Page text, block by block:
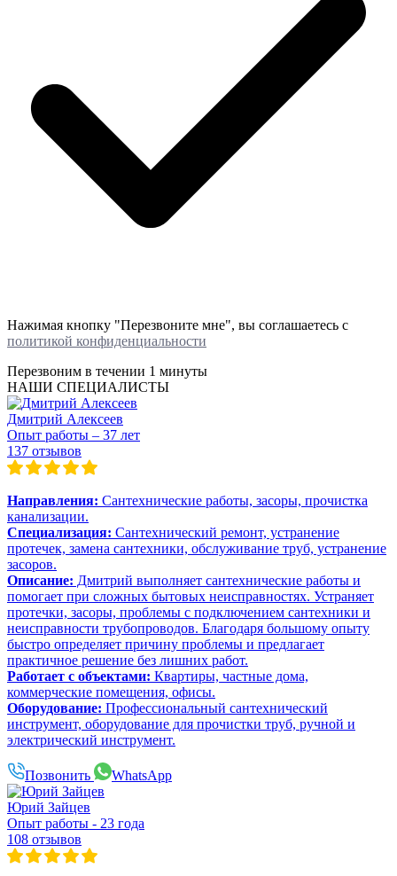
Нажимая кнопку "Перезвоните мне", вы соглашаетесь с
политикой конфиденциальности
Перезвоним в течении 1 минуты
НАШИ СПЕЦИАЛИСТЫ
Дмитрий Алексеев
Опыт работы – 37 лет
137 отзывов
Направления: Сантехнические работы, засоры, прочистка
канализации.
Специализация: Сантехнический ремонт, устранение
протечек, замена сантехники, обслуживание труб, устранение
засоров.
Описание: Дмитрий выполняет сантехнические работы и
помогает при сложных бытовых неисправностях. Устраняет
протечки, засоры, проблемы с подключением сантехники и
неисправности трубопроводов. Благодаря большому опыту
быстро определяет причину проблемы и предлагает
практичное решение без лишних работ.
Работает с объектами: Квартиры, частные дома,
коммерческие помещения, офисы.
Оборудование: Профессиональный сантехнический
инструмент, оборудование для прочистки труб, ручной и
электрический инструмент.
Позвонить WhatsApp
Юрий Зайцев
Опыт работы - 23 года
108 отзывов